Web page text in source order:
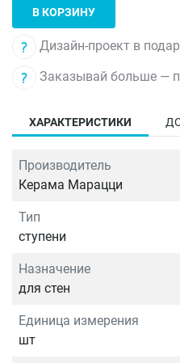
В КОРЗИНУ
Дизайн-проект в
Заказывай больше —
ХАРАКТЕРИСТИКИ
Производитель
Керама Марацци
Тип
ступени
Назначение
для стен
Единица измерения
шт